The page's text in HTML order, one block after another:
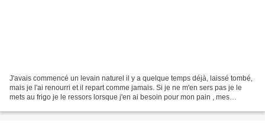
J'avais commencé un levain naturel il y a quelque temps déjà, laissé tombé,
mais je l'ai renourri et il repart comme jamais. Si je ne m'en sers pas je le
mets au frigo je le ressors lorsque j'en ai besoin pour mon pain , mes